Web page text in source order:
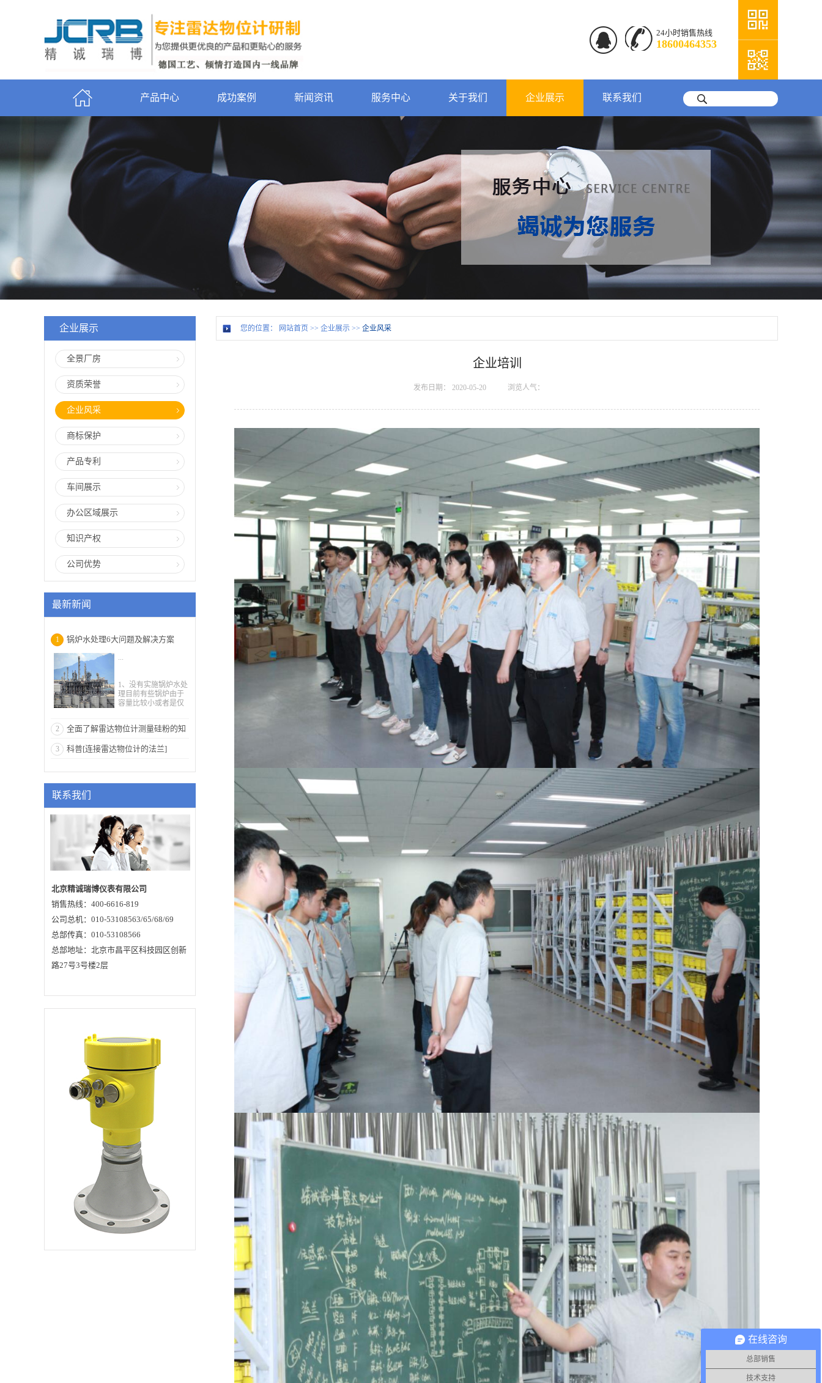
24小时销售热线
18600464353
产品中心 成功案例 新闻资讯 服务中心 关于我们 企业展示 联系我们
企业展示
全景厂房
资质荣誉
企业风采
商标保护
产品专利
车间展示
办公区域展示
知识产权
公司优势
最新新闻
1 锅炉水处理6大问题及解决方案
...
1、没有实施锅炉水处
理目前有些锅炉由于
容量比较小或者是仅
视，而且那些管理小
锅炉水处理的经验不
理，使得锅炉发生结
理造成了严重的影
响。解决方案：1)对
于没有实施锅炉水处
理应该综合考虑锅
炉、锅炉水以及当地
的情况。对于那些蒸
发量较小且蒸汽压力
要尽量进行锅炉外化
要尽量配有相应的除
理；对于那些蒸发量
较大且蒸汽压力也较
外化学处理，而且一
滤等措施给予有效的
位为了能够节省更大
水的处理采取不科学
方法，而且在锅炉水
处理的过程中所使用
的各种工具、器械等
也都不符合相关的规
定，比如'三无'的电子
防垢仪器和防垢剂
等。从个人利益上
够减去化学药品的花
销还能够免去水质分
析人员的开支，但是
却不能从根本上解决
锅炉结垢和腐蚀的问
题，同时不但造成了
能源的浪费还会降低
锅炉的使用寿命。而
且，如果防垢剂使用
不当还会对锅炉的保
护起到相反的作用，
2 全面了解雷达物位计测量硅粉的知
识
3 科普[连接雷达物位计的法兰]
联系我们
北京精诚瑞博仪表有限公司
销售热线：400-6616-819
公司总机：010-53108563/65/68/69
总部传真：010-53108566
总部地址：北京市昌平区科技园区创新
路27号3号楼2层
您的位置： 网站首页 >> 企业展示 >> 企业风采
企业培训
发布日期： 2020-05-20 浏览人气：
在线咨询
总部销售
技术支持